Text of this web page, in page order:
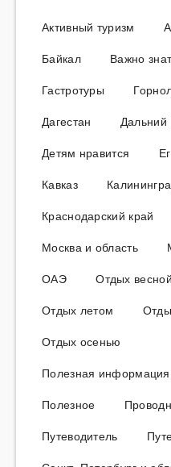
Активный туризм
Байкал
Важно
Гастротуры
Дагестан
Дальний
Детям нравится
Кавказ
Краснодарский край
Москва и область
ОАЭ
Отдых весной
Отдых летом
Отдых осенью
Полезная информация
Полезное
Путеводитель